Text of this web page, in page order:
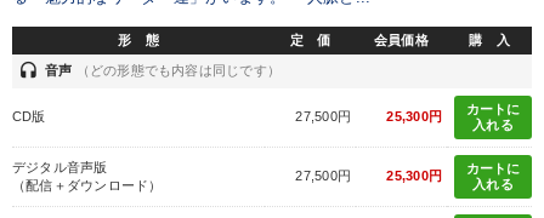
形 態 定 価 会員価格 購 入
headset 音声 （どの形態でも内容は同じです）
CD版 27,500円 25,300円
カートに
入れる
デジタル音声版
（配信＋ダウンロード）
27,500円 25,300円
カートに
入れる